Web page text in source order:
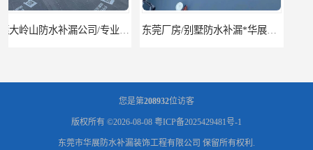
东莞厂房/别墅防水补漏*华展防水，技术全面、专业靠谱
您是第208932位访客
版权所有 ©2026-08-08 粤ICP备2025429481号-1
东莞市华展防水补漏装饰工程有限公司 保留所有权利.